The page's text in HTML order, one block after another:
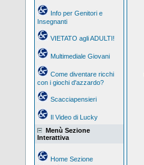
Info per Genitori e
Insegnanti
VIETATO agli ADULTI!
Multimediale Giovani
Come diventare ricchi
con i giochi d'azzardo?
Scacciapensieri
Il Video di Lucky
Menù Sezione
Interattiva
Home Sezione